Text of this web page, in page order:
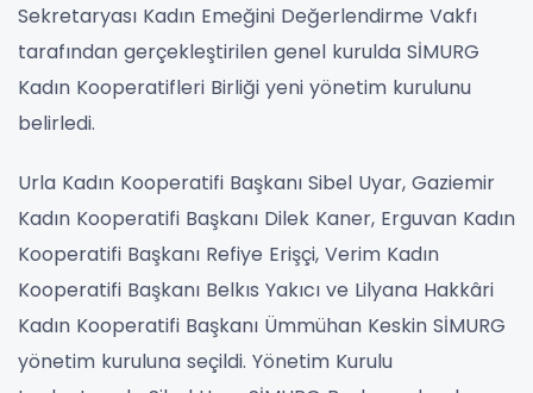
Sekretaryası Kadın Emeğini Değerlendirme Vakfı
tarafından gerçekleştirilen genel kurulda SİMURG
Kadın Kooperatifleri Birliği yeni yönetim kurulunu
belirledi.
Urla Kadın Kooperatifi Başkanı Sibel Uyar, Gaziemir
Kadın Kooperatifi Başkanı Dilek Kaner, Erguvan Kadın
Kooperatifi Başkanı Refiye Erişçi, Verim Kadın
Kooperatifi Başkanı Belkıs Yakıcı ve Lilyana Hakkâri
Kadın Kooperatifi Başkanı Ümmühan Keskin SİMURG
yönetim kuruluna seçildi. Yönetim Kurulu